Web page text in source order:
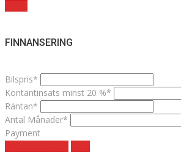
FINNANSERING
Bilspris*
Kontantinsats minst 20 %*
Räntan*
Antal Månader*
Payment